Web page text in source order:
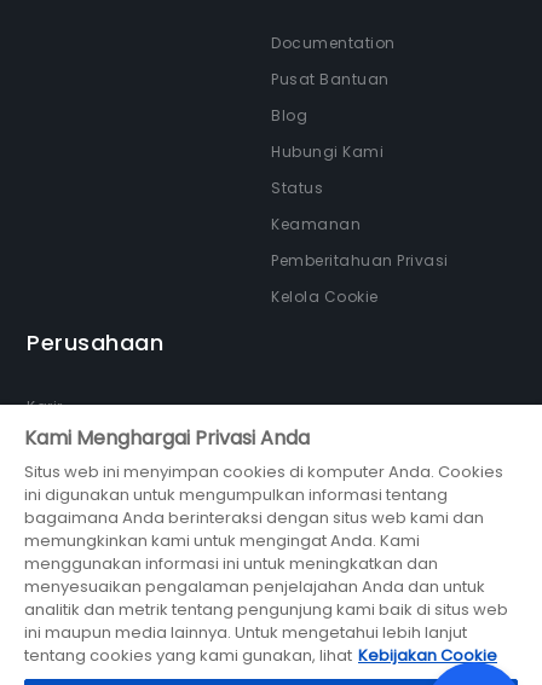
Documentation
Pusat Bantuan
Blog
Hubungi Kami
Status
Keamanan
Pemberitahuan Privasi
Kelola Cookie
Perusahaan
Karir
Tentang kami
Newsroom
Partner
bagian dari
Kami Menghargai Privasi Anda
Situs web ini menyimpan cookies di komputer Anda. Cookies
ini digunakan untuk mengumpulkan informasi tentang
bagaimana Anda berinteraksi dengan situs web kami dan
memungkinkan kami untuk mengingat Anda. Kami
menggunakan informasi ini untuk meningkatkan dan
menyesuaikan pengalaman penjelajahan Anda dan untuk
analitik dan metrik tentang pengunjung kami baik di situs web
ini maupun media lainnya. Untuk mengetahui lebih lanjut
tentang cookies yang kami gunakan, lihat Kebijakan Cookie